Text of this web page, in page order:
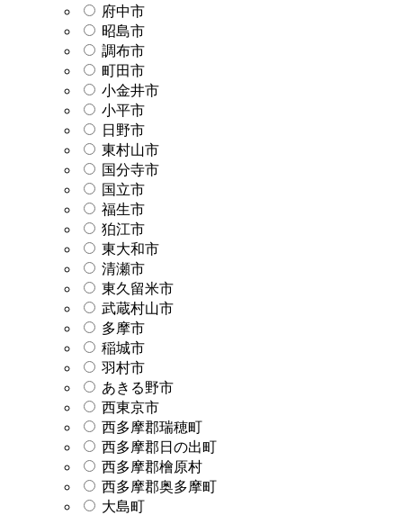
府中市
昭島市
調布市
町田市
小金井市
小平市
日野市
東村山市
国分寺市
国立市
福生市
狛江市
東大和市
清瀬市
東久留米市
武蔵村山市
多摩市
稲城市
羽村市
あきる野市
西東京市
西多摩郡瑞穂町
西多摩郡日の出町
西多摩郡檜原村
西多摩郡奥多摩町
大島町